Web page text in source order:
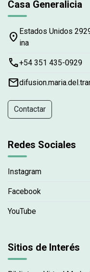
Casa Generalicia
place Estados Unidos
ina
phone+54 351 435-0929
email
Contactar
Redes Sociales
Instagram
Facebook
YouTube
Sitios de Interés